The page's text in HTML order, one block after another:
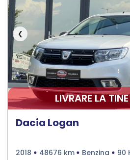
❮
LIVRARE LA
Dacia Logan
2018 48676 km Benzina 90